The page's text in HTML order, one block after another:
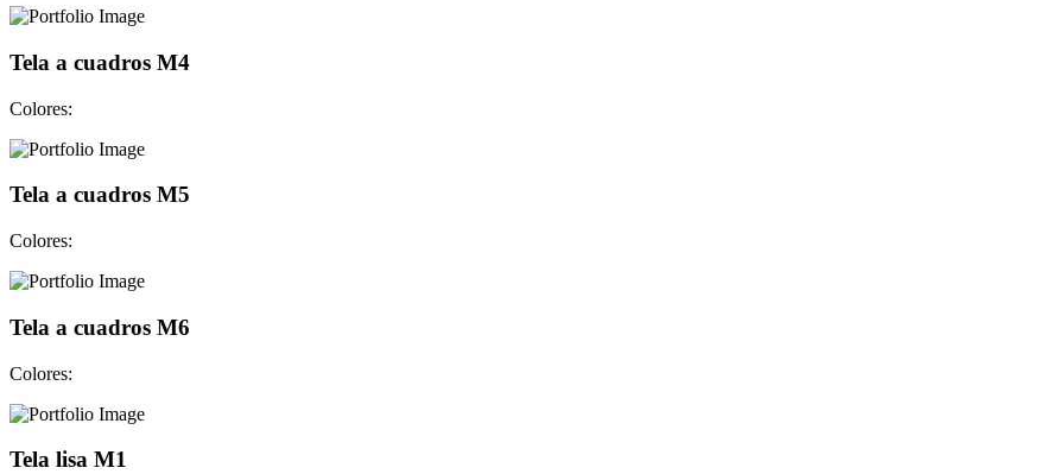
Tela a cuadros M4
Colores:
Tela a cuadros M5
Colores:
Tela a cuadros M6
Colores:
Tela lisa M1